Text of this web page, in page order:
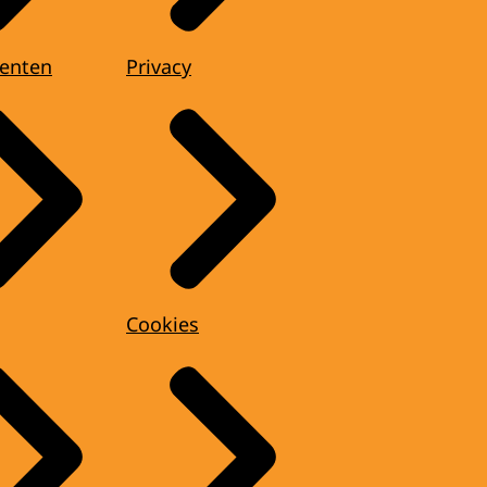
Privacy
Cookies